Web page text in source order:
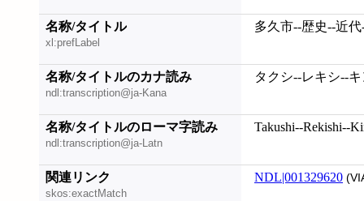
名称/タイトル
xl:prefLabel
多久市--歴史--近
名称/タイトルのカナ読み
ndl:transcription@ja-Kana
タクシ--レキシ--
名称/タイトルのローマ字読み
ndl:transcription@ja-Latn
Takushi--Rekishi--
関連リンク
skos:exactMatch
NDL|001329620